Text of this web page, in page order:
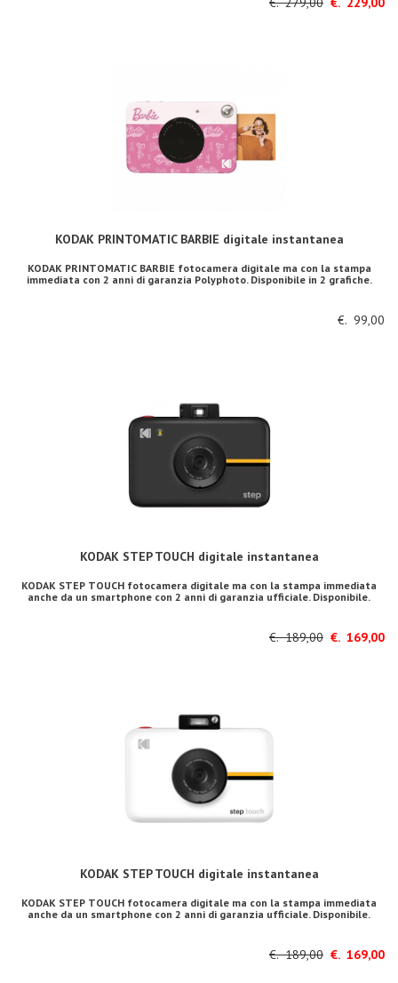
KODAK PRINTOMATIC BARBIE digitale instantanea
KODAK PRINTOMATIC BARBIE fotocamera digitale ma con la stampa
immediata con 2 anni di garanzia Polyphoto. Disponibile in 2 grafiche.
€. 99,00
KODAK STEP TOUCH digitale instantanea
KODAK STEP TOUCH fotocamera digitale ma con la stampa immediata
anche da un smartphone con 2 anni di garanzia ufficiale. Disponibile.
€. 189,00 €. 169,00
KODAK STEP TOUCH digitale instantanea
KODAK STEP TOUCH fotocamera digitale ma con la stampa immediata
anche da un smartphone con 2 anni di garanzia ufficiale. Disponibile.
€. 189,00 €. 169,00